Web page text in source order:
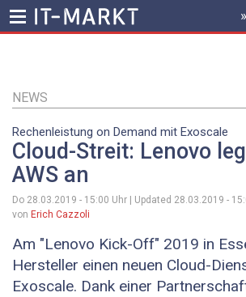
Inhalt
HEADER
MENU
NEWS
Rechenleistung on Demand mit Exoscale
Cloud-Streit: Lenovo
AWS an
Do 28.03.2019 - 15:00 Uhr | Updated 28.03.2019 -
von Erich Cazzoli
Am "Lenovo Kick-Off" 2019 in
Hersteller einen neuen Cloud-
Exoscale. Dank einer